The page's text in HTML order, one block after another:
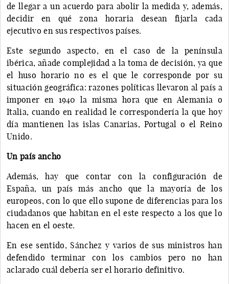
de llegar a un acuerdo para abolir la medida y, además,
decidir en qué zona horaria desean fijarla cada
ejecutivo en sus respectivos países.
Este segundo aspecto, en el caso de la península
ibérica, añade complejidad a la toma de decisión, ya que
el huso horario no es el que le corresponde por su
situación geográfica: razones políticas llevaron al país a
imponer en 1940 la misma hora que en Alemania o
Italia, cuando en realidad le correspondería la que hoy
día mantienen las islas Canarias, Portugal o el Reino
Unido.
Un país ancho
Además, hay que contar con la configuración de
España, un país más ancho que la mayoría de los
europeos, con lo que ello supone de diferencias para los
ciudadanos que habitan en el este respecto a los que lo
hacen en el oeste.
En ese sentido, Sánchez y varios de sus ministros han
defendido terminar con los cambios pero no han
aclarado cuál debería ser el horario definitivo.